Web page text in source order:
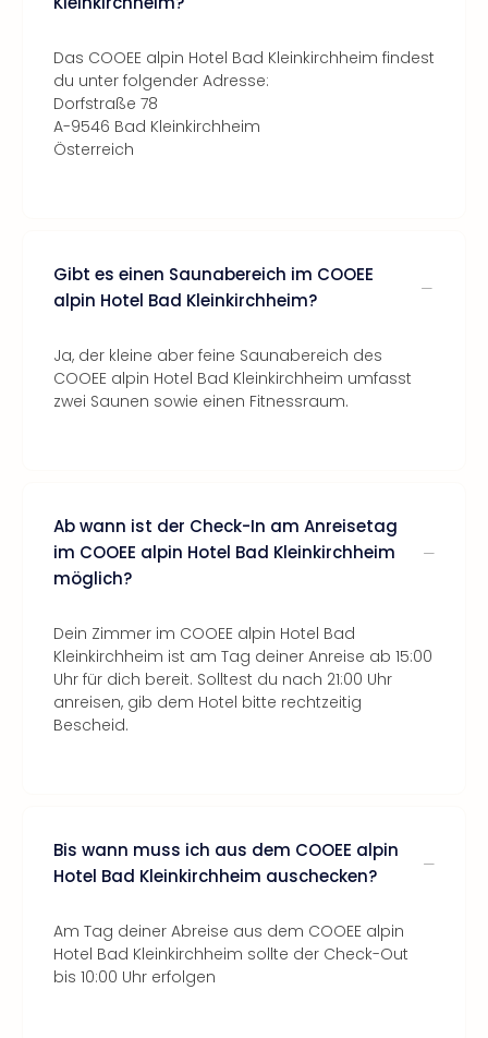
Das COOEE alpin Hotel Bad Kleinkirchheim findest
du unter folgender Adresse:
Dorfstraße 78
A-9546 Bad Kleinkirchheim
Österreich
Gibt es einen Saunabereich im COOEE
alpin Hotel Bad Kleinkirchheim?
Ja, der kleine aber feine Saunabereich des
COOEE alpin Hotel Bad Kleinkirchheim umfasst
zwei Saunen sowie einen Fitnessraum.
Ab wann ist der Check-In am Anreisetag
im COOEE alpin Hotel Bad Kleinkirchheim
möglich?
Dein Zimmer im COOEE alpin Hotel Bad
Kleinkirchheim ist am Tag deiner Anreise ab 15:00
Uhr für dich bereit. Solltest du nach 21:00 Uhr
anreisen, gib dem Hotel bitte rechtzeitig
Bescheid.
Bis wann muss ich aus dem COOEE alpin
Hotel Bad Kleinkirchheim auschecken?
Am Tag deiner Abreise aus dem COOEE alpin
Hotel Bad Kleinkirchheim sollte der Check-Out
bis 10:00 Uhr erfolgen